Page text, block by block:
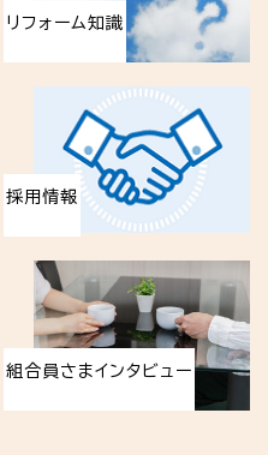
リフォーム知識
採用情報
組合員さまインタビュー